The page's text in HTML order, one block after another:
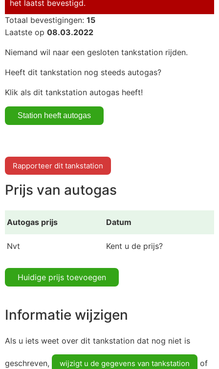
het laatst bevestigd.
Totaal bevestigingen: 15
Laatste op 08.03.2022
Niemand wil naar een gesloten tankstation rijden.
Heeft dit tankstation nog steeds autogas?
Klik als dit tankstation autogas heeft!
Rapporteer dit tankstation
Prijs van autogas
Autogas prijs Datum
Nvt Kent u de prijs?
Huidige prijs toevoegen
Informatie wijzigen
Als u iets weet over dit tankstation dat nog niet is
geschreven, wijzigt u de gegevens van tankstation
of